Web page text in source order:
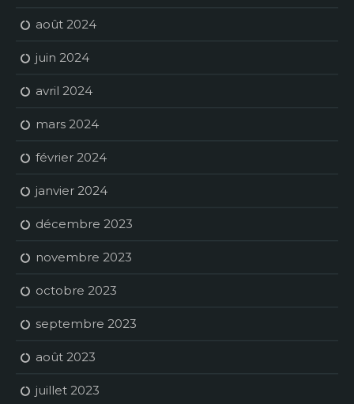
août 2024
juin 2024
avril 2024
mars 2024
février 2024
janvier 2024
décembre 2023
novembre 2023
octobre 2023
septembre 2023
août 2023
juillet 2023